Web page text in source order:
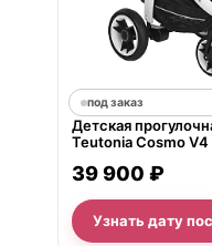
под заказ
Детская
Teutonia Cosmo V4
39 900 ₽
Узнать дату